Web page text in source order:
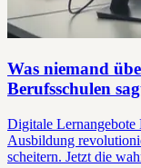
Was niemand
Berufsschulen
Digitale Lernangebote
Ausbildung
scheitern. Jetzt die